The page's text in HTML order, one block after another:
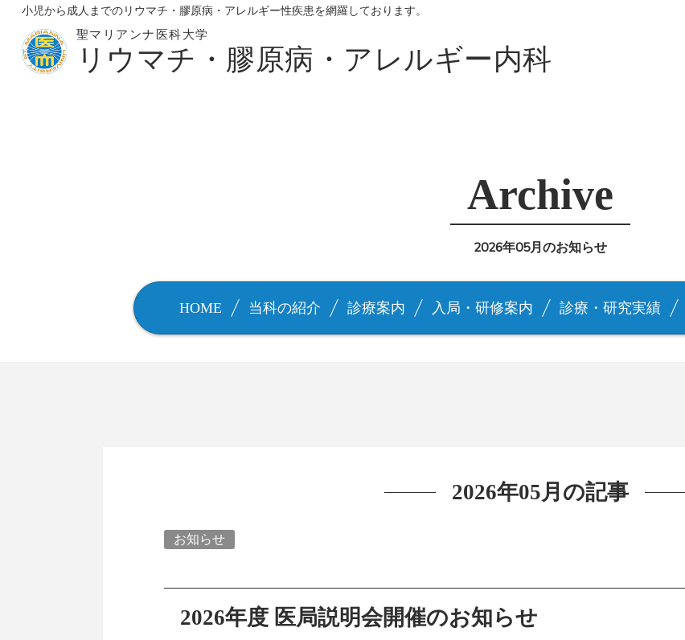
小児から成人までのリウマチ・膠原病・アレルギー性疾患を網羅しております。
聖マリアンナ医科大学
リウマチ・膠原病・アレルギー内科
Archive
2026年05月のお知らせ
HOME 当科の紹介 診療案内 入局・研修案内 診療・研究実績
2026年05月の記事
2026年度 医局説明会開催のお知らせ
お知らせ